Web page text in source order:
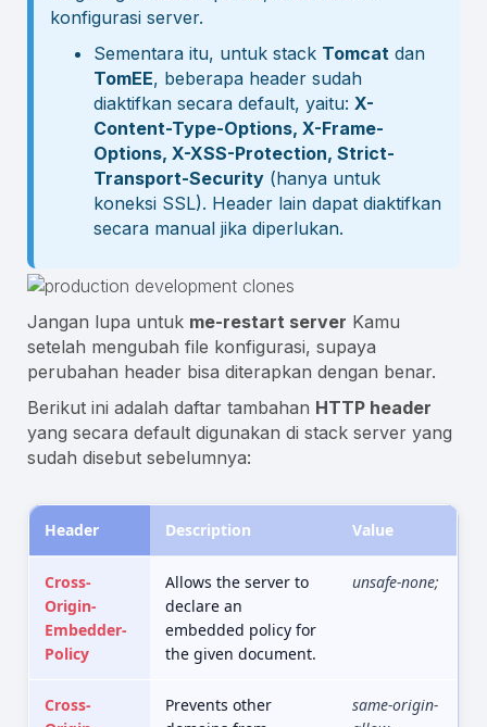
konfigurasi server.
Sementara itu, untuk stack Tomcat dan
TomEE, beberapa header sudah
diaktifkan secara default, yaitu: X-
Content-Type-Options, X-Frame-
Options, X-XSS-Protection, Strict-
Transport-Security (hanya untuk
koneksi SSL). Header lain dapat diaktifkan
secara manual jika diperlukan.
Jangan lupa untuk me-restart server Kamu
setelah mengubah file konfigurasi, supaya
perubahan header bisa diterapkan dengan benar.
Berikut ini adalah daftar tambahan HTTP header
yang secara default digunakan di stack server yang
sudah disebut sebelumnya:
Header Description Value
Cross-
Origin-
Embedder-
Policy
Allows the server to
declare an
embedded policy for
the given document.
unsafe-none;
Cross-
Prevents other
same-origin-